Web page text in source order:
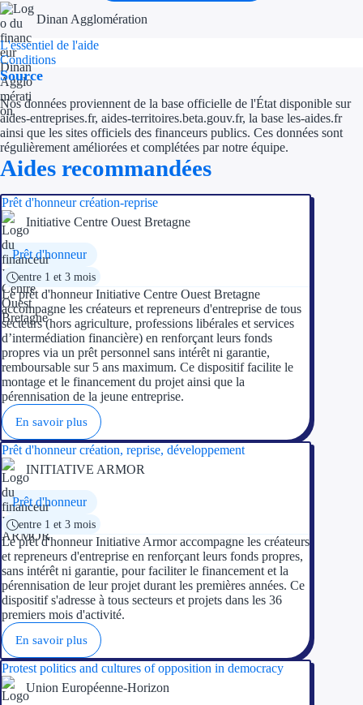
Aides Région
Aides Région
Aides Région
Nos tarifs
Recherche autonome
Accompagnement
Nos partenaires
Contactez-nous
Dinan Agglomération
L'essentiel de l'aide
Conditions
Source
Nos données proviennent de la base officielle de l'État disponible sur
aides-entreprises.fr, aides-territoires.beta.gouv.fr, la base les-aides.fr
ainsi que les sites officiels des financeurs publics. Ces données sont
régulièrement améliorées et complétées par notre équipe.
Aides recommandées
Prêt d'honneur création-reprise
Initiative Centre Ouest Bretagne
Prêt d'honneur
entre 1 et 3 mois
Le prêt d'honneur Initiative Centre Ouest Bretagne
accompagne les créateurs et repreneurs d'entreprise de tous
secteurs (hors agriculture, professions libérales et services
d’intermédiation financière) en renforçant leurs fonds
propres via un prêt personnel sans intérêt ni garantie,
remboursable sur 5 ans maximum. Ce dispositif facilite le
montage et le financement du projet ainsi que la
pérennisation de la jeune entreprise.
En savoir plus
Prêt d'honneur création, reprise, développement
INITIATIVE ARMOR
Prêt d'honneur
entre 1 et 3 mois
Le prêt d'honneur Initiative Armor accompagne les créateurs
et repreneurs d'entreprise en renforçant leurs fonds propres,
sans intérêt ni garantie, pour faciliter le financement et la
pérennisation de leur projet durant les premières années. Ce
dispositif s'adresse à tous secteurs et projets dans les 36
premiers mois d'activité.
En savoir plus
Protest politics and cultures of opposition in democracy
Union Européenne-Horizon